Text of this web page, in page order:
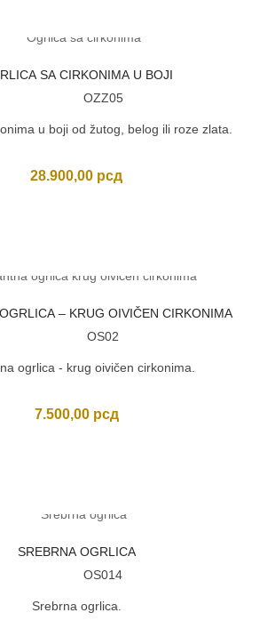
SA CIRKONIMA U BOJI
OZZ05
u boji od žutog, belog ili roze zlata.
28.900,00 рсд
– KRUG OIVIČEN CIRKONIMA
OS02
ogrlica - krug oivičen cirkonima.
7.500,00 рсд
SREBRNA OGRLICA
OS014
Srebrna ogrlica.